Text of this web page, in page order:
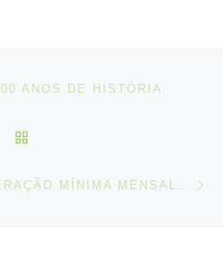
ANOS DE HISTÓRIA